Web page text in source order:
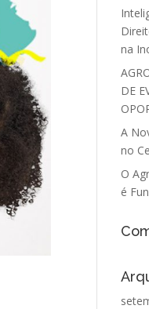
na
DE
A
no
O
é